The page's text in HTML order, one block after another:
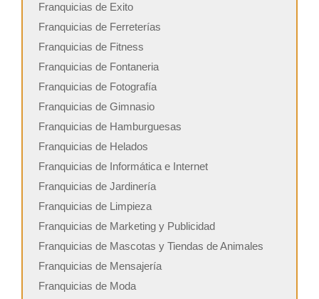
Franquicias de Exito
Franquicias de Ferreterías
Franquicias de Fitness
Franquicias de Fontaneria
Franquicias de Fotografía
Franquicias de Gimnasio
Franquicias de Hamburguesas
Franquicias de Helados
Franquicias de Informática e Internet
Franquicias de Jardinería
Franquicias de Limpieza
Franquicias de Marketing y Publicidad
Franquicias de Mascotas y Tiendas de Animales
Franquicias de Mensajería
Franquicias de Moda